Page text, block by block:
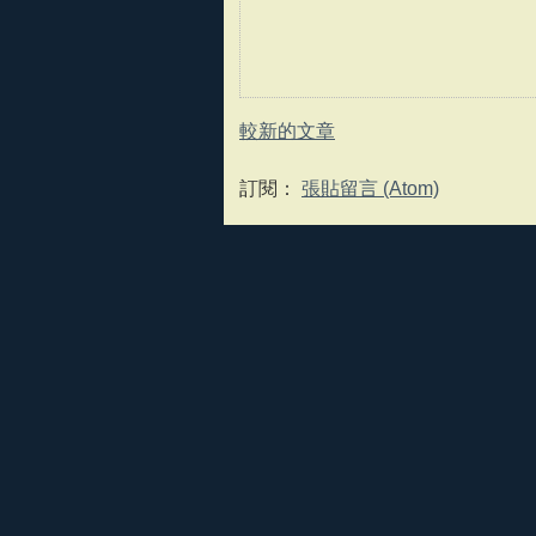
較新的文章
訂閱： 張貼留言 (Atom)